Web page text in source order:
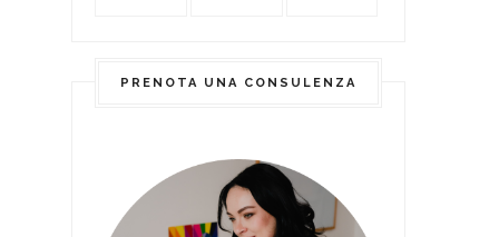
PRENOTA UNA CONSULENZA